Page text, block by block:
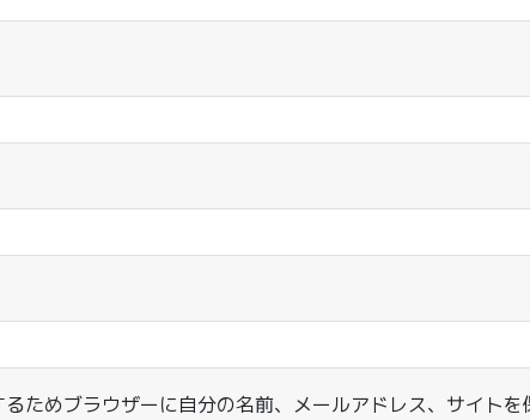
ためブラウザーに自分の名前、メールアドレス、サイトを